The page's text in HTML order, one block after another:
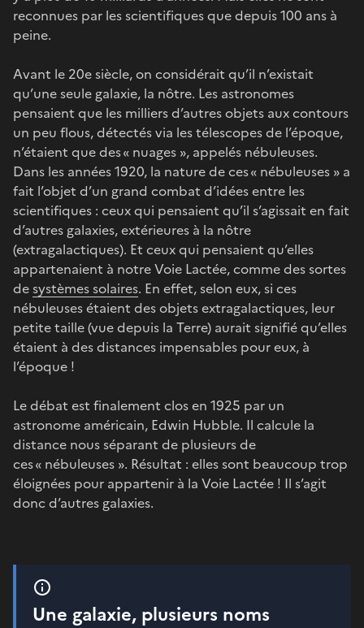
reconnues par les scientifiques que depuis 100 ans à
peine.
Avant le 20e siècle, on considérait qu’il n’existait
qu’une seule galaxie, la nôtre. Les astronomes
pensaient que les milliers d’autres objets aux contours
un peu flous, détectés via les télescopes de l’époque,
n’étaient que des « nuages », appelés nébuleuses.
Dans les années 1920, la nature de ces « nébuleuses » a
fait l’objet d’un grand combat d’idées entre les
scientifiques : ceux qui pensaient qu’il s’agissait en fait
d’autres galaxies, extérieures à la nôtre
(extragalactiques). Et ceux qui pensaient qu’elles
appartenaient à notre Voie Lactée, comme des sortes
desystèmes solaires. En effet, selon eux, si ces
nébuleuses étaient des objets extragalactiques, leur
petite taille (vue depuis la Terre) aurait signifié qu’elles
étaient à des distances impensables pour eux, à
l’époque !
Le débat est finalement clos en 1925 par un
astronome américain, Edwin Hubble. Il calcule la
distance nous séparant de plusieurs de
ces « nébuleuses ». Résultat : elles sont beaucoup trop
éloignées pour appartenir à la Voie Lactée ! Il s’agit
donc d’autres galaxies.
Une galaxie, plusieurs noms